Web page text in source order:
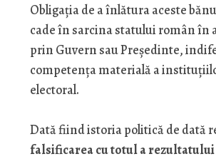
Obligația de a înlătura aceste
cade în sarcina statului român în
prin Guvern sau Președinte,
competența materială a
electoral.
Dată fiind istoria politică de dată
falsificarea cu totul a rezultatului